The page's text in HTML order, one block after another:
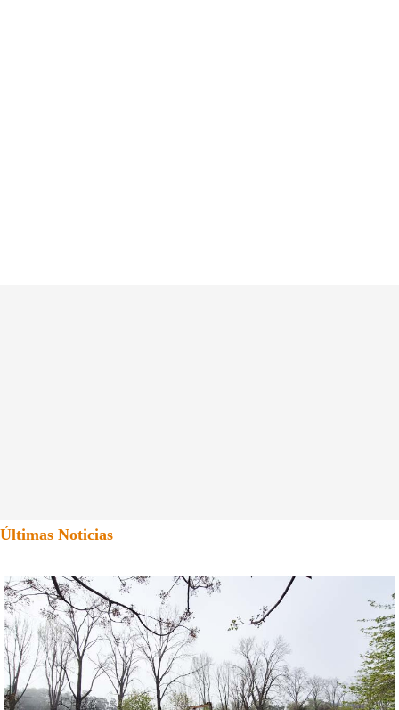
Últimas Noticias